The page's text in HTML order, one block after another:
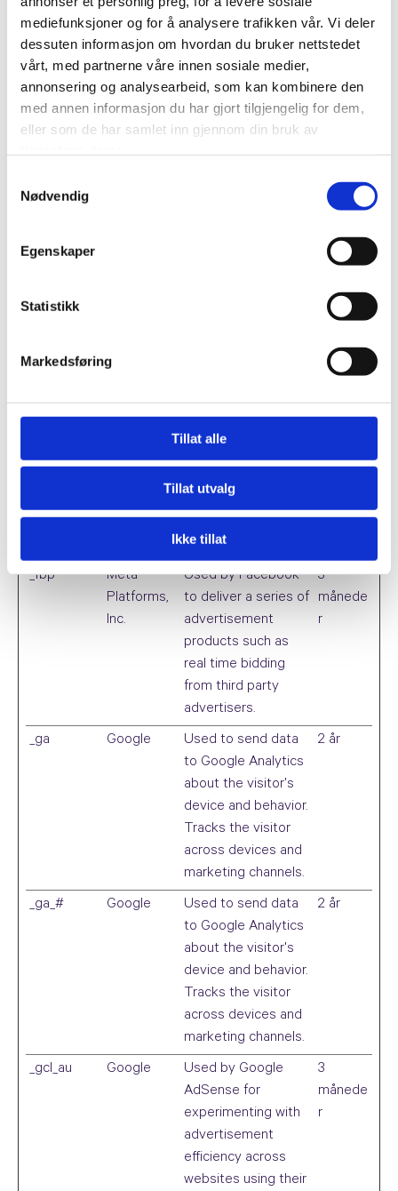
mediefunksjoner og for å analysere trafikken vår. Vi deler
dessuten informasjon om hvordan du bruker nettstedet
vårt, med partnerne våre innen sosiale medier,
annonsering og analysearbeid, som kan kombinere den
med annen informasjon du har gjort tilgjengelig for dem,
eller som de har samlet inn gjennom din bruk av
Nødvendig
Egenskaper
Statistikk
Markedsføring
Tillat alle
Tillat utvalg
Ikke tillat
ROLLOUT_
TOKEN
interaction with
embedded content.
__Secure-
YEC
site-
assets.cdn
mns.com
Stores the user's
video player
preferences using
embedded YouTube
YNID
180
dager
_fbc
The cookie contains
an encrypted ID
Facebook to identify
the user across
websites.
_fbp
Meta
Platforms,
Inc.
Used by Facebook
to deliver a series of
advertisement
products such as
real time bidding
from third party
advertisers.
3
månede
r
_ga Google
Used to send data
to Google Analytics
about the visitor's
device and behavior.
Tracks the visitor
across devices and
marketing channels.
2 år
_ga_# Google
Used to send data
to Google Analytics
about the visitor's
device and behavior.
Tracks the visitor
across devices and
marketing channels.
2 år
_gcl_au Google
Used by Google
AdSense for
experimenting with
advertisement
efficiency across
websites using their
3
månede
r